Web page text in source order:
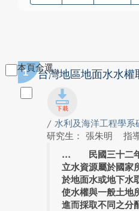
本頁全選
1 台灣地區地面水水權
/ 水利及海洋工程學系
研究生： 張朱明
指
民國三十二年
立水資源屬於國家
於地面水或地下水
使水權與一般土地
進而採取不同之分